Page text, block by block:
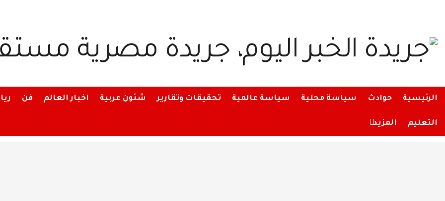
الرئيسية حوادث سياسة محلية سياسة عالمية تحقيقات وتقارير شئون عربية اخبار العالم فن
التعليم المزيد